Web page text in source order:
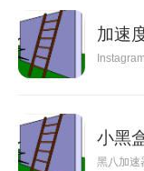
加速
小黑
黑八加速